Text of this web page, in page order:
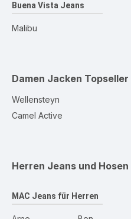
Buena Vista Jeans
Malibu
Damen Jacken Topseller
Wellensteyn
Camel Active
Herren Jeans und Hosen
MAC Jeans für Herren